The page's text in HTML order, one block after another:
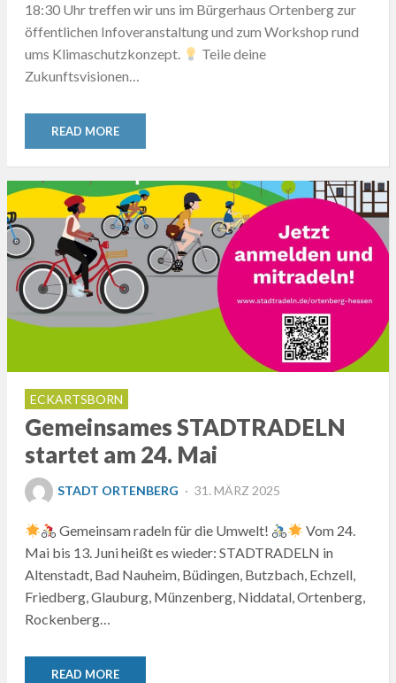
18:30 Uhr treffen wir uns im Bürgerhaus Ortenberg zur
öffentlichen Infoveranstaltung und zum Workshop rund
ums Klimaschutzkonzept.
Teile deine
Zukunftsvisionen…
READ MORE
ECKARTSBORN
Gemeinsames STADTRADELN
startet am 24. Mai
STADT ORTENBERG
POSTED
31. MÄRZ 2025
Gemeinsam radeln für die Umwelt!
Vom 24.
Mai bis 13. Juni heißt es wieder: STADTRADELN in
Altenstadt, Bad Nauheim, Büdingen, Butzbach, Echzell,
Friedberg, Glauburg, Münzenberg, Niddatal, Ortenberg,
Rockenberg…
READ MORE